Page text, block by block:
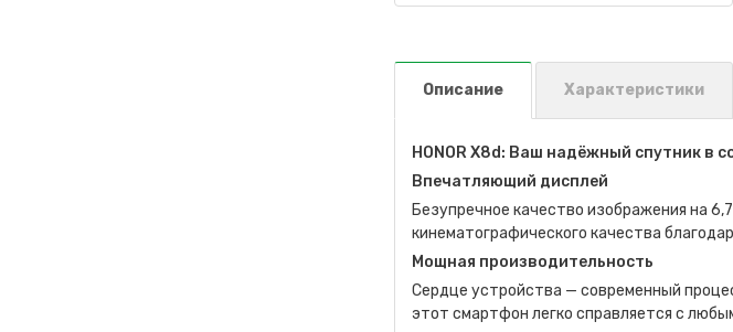
Описание Характеристики
HONOR X8d: Ваш надёжный спутник в
Впечатляющий дисплей
Безупречное качество изображения на
кинематографического качества
Мощная производительность
Сердце устройства — современный
этот смартфон легко справляется с